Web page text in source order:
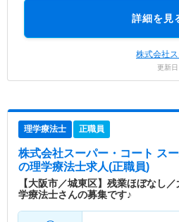
詳細を見
株式会社
更新
理学療法士 正職員
株式会社スーパー・コート ス
の理学療法士求人(正職員)
【大阪市／城東区】残業ほぼなし
学療法士さんの募集です♪